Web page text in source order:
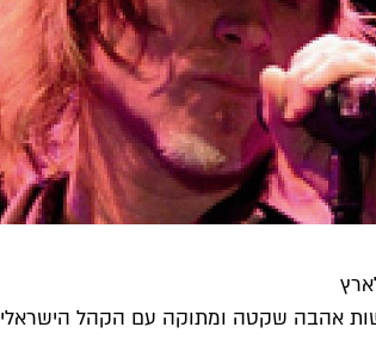
אהבה שקטה ומתוקה עם הקהל הישראלי